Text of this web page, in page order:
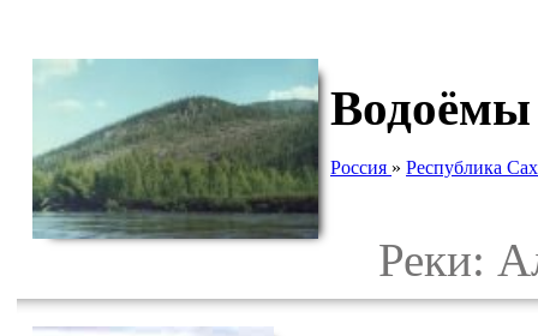
Водоёмы
Россия »Республика
Реки: